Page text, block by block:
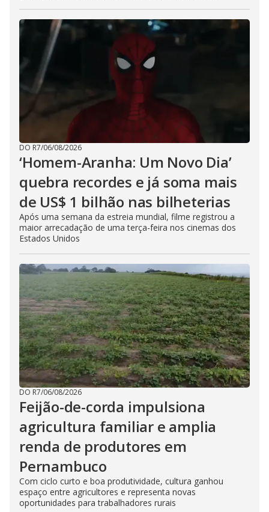
DO R7/06/08/2026
‘Homem-Aranha: Um Novo Dia’
quebra recordes e já soma mais
de US$ 1 bilhão nas bilheterias
Após uma semana da estreia mundial, filme registrou a
maior arrecadação de uma terça-feira nos cinemas dos
Estados Unidos
DO R7/06/08/2026
Feijão-de-corda impulsiona
agricultura familiar e amplia
renda de produtores em
Pernambuco
Com ciclo curto e boa produtividade, cultura ganhou
espaço entre agricultores e representa novas
oportunidades para trabalhadores rurais